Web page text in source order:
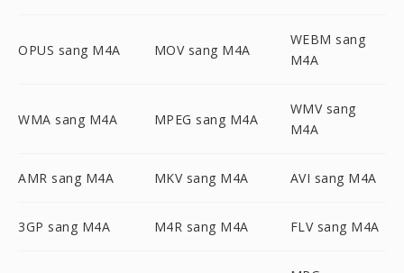
OPUS sang M4A MOV sang M4A
WEBM sang
M4A
WMA sang M4A MPEG sang M4A
WMV sang
M4A
AMR sang M4A MKV sang M4A AVI sang M4A
3GP sang M4A M4R sang M4A FLV sang M4A